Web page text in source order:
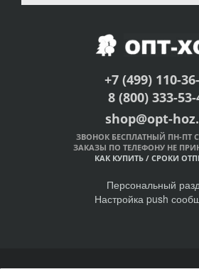
+7 (499) 110-
8 (800) 333-
shop@opt-
ЗВОНОК БЕСПЛАТНЫЙ ПН-ПТ С
ЗАКАЗЫ ПО ТЕЛЕФОНУ НЕ
КАК КУПИТЬ / СРОКИ
Персональный
Настройка push